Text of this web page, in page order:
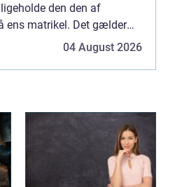
den den af
ens matrikel. Det gælder
sommerhus eller04 August 2026